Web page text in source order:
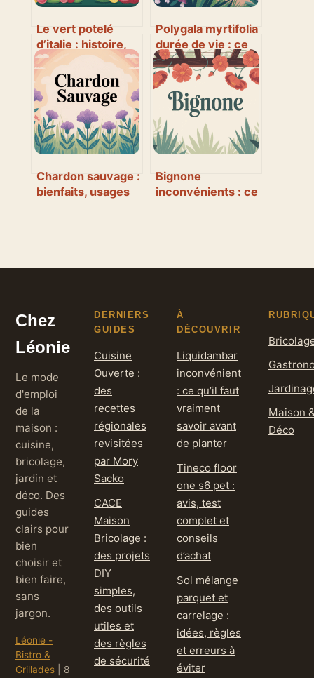
Le vert potelé
d’italie : histoire,
symboles et
usages
contemporains
Polygala myrtifolia
durée de vie : ce
qu’il faut vraiment
savoir
Chardon sauvage :
bienfaits, usages
Bignone
inconvénients : ce
Chez
Léonie
Le mode
d'emploi
de la
maison :
cuisine,
bricolage,
jardin et
déco. Des
guides
clairs pour
bien
choisir et
bien faire,
sans
jargon.
Léonie -
Bistro &
Grillades
8
DERNIERS
GUIDES
Cuisine
Ouverte :
des
recettes
régionales
revisitées
par Mory
Sacko
CACE
Maison
Bricolage :
des projets
DIY
simples,
des outils
utiles et
des règles
de sécurité
À
DÉCOUVRIR
Liquidambar
inconvénient
: ce qu’il faut
vraiment
savoir avant
de planter
Tineco floor
one s6 pet :
avis, test
complet et
conseils
d’achat
Sol mélange
parquet et
carrelage :
idées, règles
et erreurs à
éviter
Maison
Déco